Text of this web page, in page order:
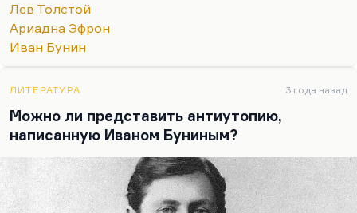
ужасно нравится этот эпизод, я его часто
цитирую,— перед отъездом: «Идиотка, девчонка,
дура! Куда ты едешь к этим большевикам? К этим
Господи боже мой, тебе 24 года. Если бы мне
было бы 24 года — пешком пошел бы в Россию,
ноги стер бы до колен». Это бунинские
внутренние противоречия естественны и очень
мною уважаемы. Это как Толстой идет по Арбату
с Сулержицким, и тот…
Лев Толстой
Ариадна Эфрон
Иван Бунин
ЛИТЕРАТУРА 3 года назад
Можно ли представить антиутопию,
написанную Иваном Буниным?